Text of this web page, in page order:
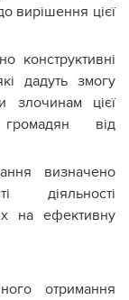
вирішення цієї
конструктивні
дадуть змогу
злочинам цієї
громадян від
визначено
діяльності
на ефективну
отримання